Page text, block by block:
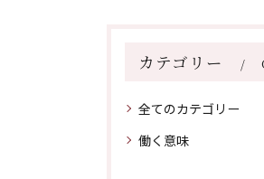
カテゴリー
全てのカテゴリー
働く意味